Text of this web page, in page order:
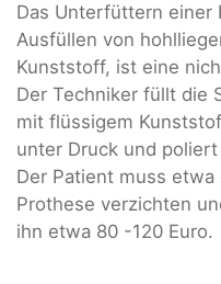
Das Unterfüttern einer
Ausfüllen von
Kunststoff, ist eine
Der Techniker füllt die
mit flüssigem
unter Druck und
Der Patient muss
Prothese verzichten
ihn etwa 80 -120 Euro.